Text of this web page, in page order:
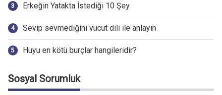
Erkeğin Yatakta İstediği 10 Şey
Sevip sevmediğini vücut dili ile anlayın
Huyu en kötü burçlar hangileridir?
Sosyal Sorumluk